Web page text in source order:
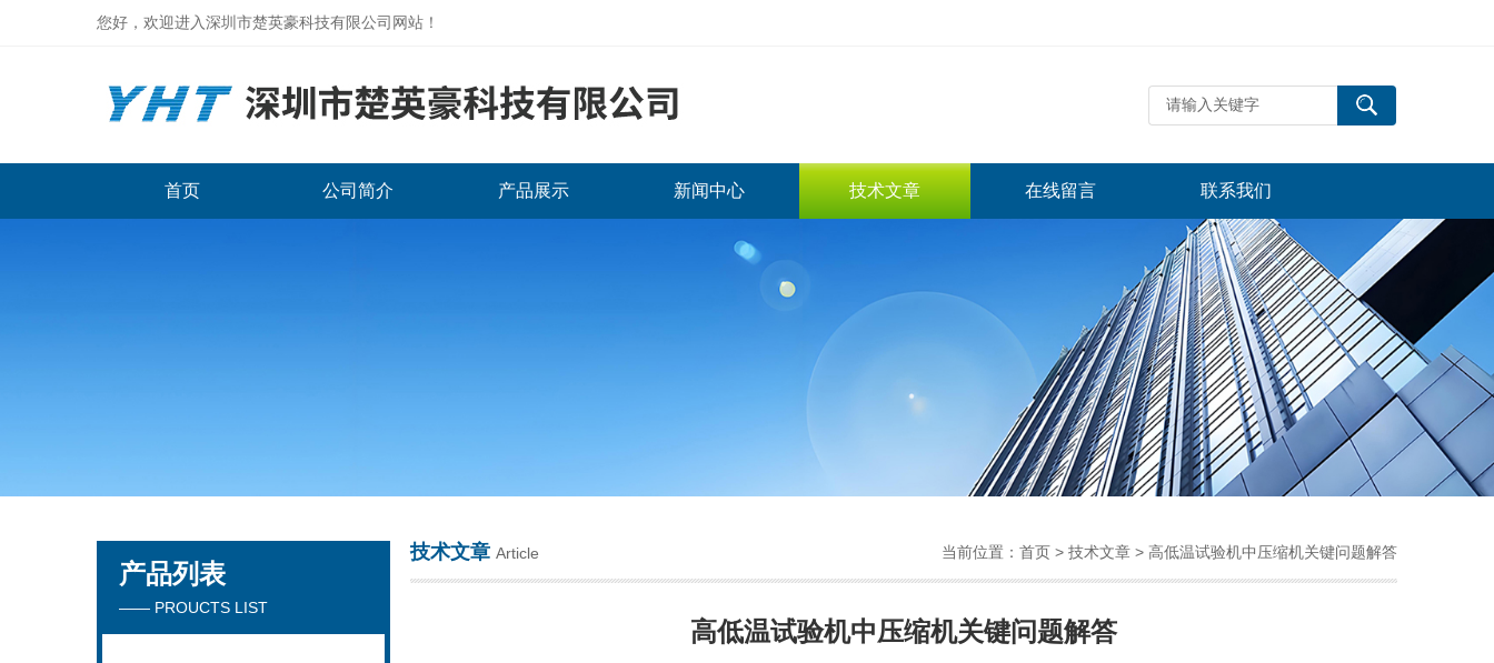
您好，欢迎进入深圳市楚英豪科技有限公司网站！
深圳市楚英豪科技有限公司
首页 公司简介 产品展示 新闻中心 技术文章 在线留言 联系我们
产品列表
—— PROUCTS LIST
技术文章 Article 当前位置： 首页 > 技术文章 > 高低温试验机中压缩机关键问题解答
高低温试验机中压缩机关键问题解答